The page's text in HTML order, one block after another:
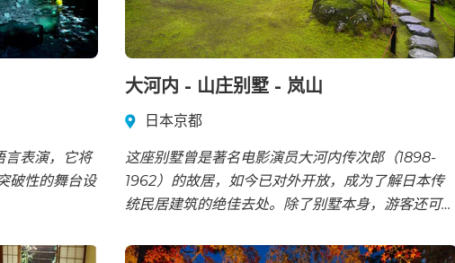
言表演，它将
破性的舞台设
大河内 - 山庄别墅 - 岚山
日本京都
这座别墅曾是著名电影演员大河内传次郎（1898-
1962）的故居，如今已对外开放，成为了解日本传
统民居建筑的绝佳去处。除了别墅本身，游客还可以